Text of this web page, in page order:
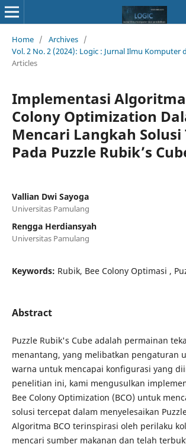
Home / Archives /
Vol. 2 No. 2 (2024): Logic : Jurnal Ilmu Komputer
Articles
Implementasi
Colony Optimization
Mencari Langkah Solusi
Pada Puzzle Rubik’s
Vallian Dwi Sayoga
Universitas Pamulang
Rengga Herdiansyah
Universitas Pamulang
Keywords: Rubik, Bee Colony Optimasi ,
Abstract
Puzzle Rubik's Cube adalah permainan
menantang, yang melibatkan pengaturan
warna untuk mencapai konfigurasi yang
penelitian ini, kami mengusulkan
Bee Colony Optimization (BCO) untuk
solusi tercepat dalam menyelesaikan
Algoritma BCO terinspirasi oleh perilaku
mencari sumber makanan dan telah